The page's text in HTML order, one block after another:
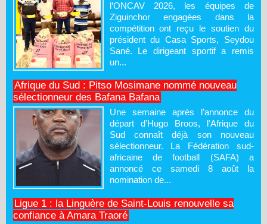
l’ONCAV 2026, les équipes de
Ziguinchor engagées dans la
compétition ont reçu le soutien du
président du Casa Sports, Seydou
Sané. Le dirigeant sportif a remis
un...
Afrique du Sud : Pitso Mosimane nommé nouveau
sélectionneur des Bafana Bafana
Une semaine après l’annonce du
départ d’Hugo Broos, l’Afrique du
Sud connaît déjà son nouveau
sélectionneur. La Fédération sud-
africaine de football (SAFA) a
annoncé ce samedi 8 août la
nomination de...
Ligue 1 : la Linguère de Saint-Louis renouvelle sa
confiance à Amara Traoré